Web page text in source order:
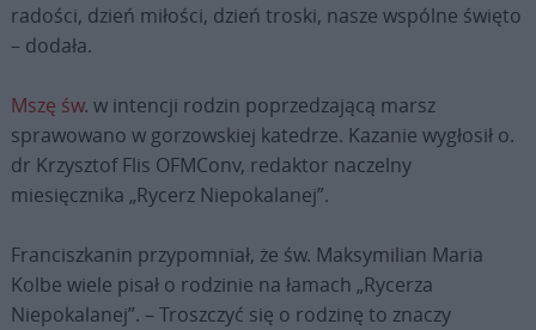
radości, dzień miłości, dzień troski, nasze wspólne święto
– dodała.
Mszę św. w intencji rodzin poprzedzającą marsz
sprawowano w gorzowskiej katedrze. Kazanie wygłosił o.
dr Krzysztof Flis OFMConv, redaktor naczelny
miesięcznika „Rycerz Niepokalanej”.
Franciszkanin przypomniał, że św. Maksymilian Maria
Kolbe wiele pisał o rodzinie na łamach „Rycerza
Niepokalanej”. – Troszczyć się o rodzinę to znaczy